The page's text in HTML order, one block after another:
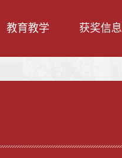
教育教学 获奖信息